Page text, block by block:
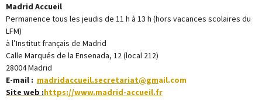
Madrid Accueil
Permanence tous les jeudis de 11 h à 13 h (hors vacances scolaires du
LFM)
à l’Institut français de Madrid
Calle Marqués de la Ensenada, 12 (local 212)
28004 Madrid
E-mail : madridaccueil.secretariat@gmail.com
Site web :https://www.madrid-accueil.fr